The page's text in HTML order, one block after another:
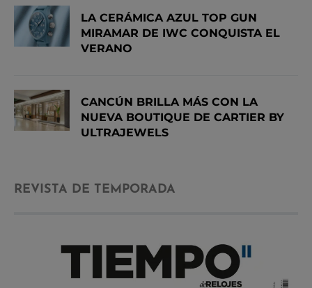
LA CERÁMICA AZUL TOP GUN
MIRAMAR DE IWC CONQUISTA EL
VERANO
CANCÚN BRILLA MÁS CON LA
NUEVA BOUTIQUE DE CARTIER BY
ULTRAJEWELS
REVISTA DE TEMPORADA